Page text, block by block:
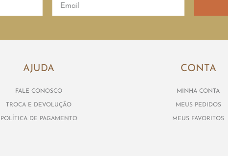
AJUDA
FALE CONOSCO
TROCA E DEVOLUÇÃO
POLÍTICA DE PAGAMENTO
CONTA
MINHA CONTA
MEUS PEDIDOS
MEUS FAVORITOS